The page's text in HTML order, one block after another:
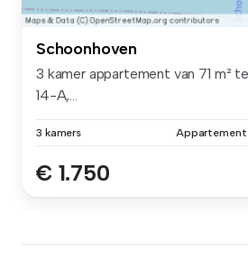
Schoonhoven
3 kamer appartement van 71 m²
14-A,...
3 kamers Appartement
€ 1.750